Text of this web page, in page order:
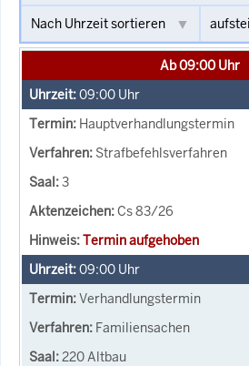
Ab 09:00 Uhr
09:00 Uhr
Hauptverhandlungstermin
Strafbefehlsverfahren
3
Cs 83/26
Termin aufgehoben
09:00 Uhr
Verhandlungstermin
Familiensachen
220 Altbau